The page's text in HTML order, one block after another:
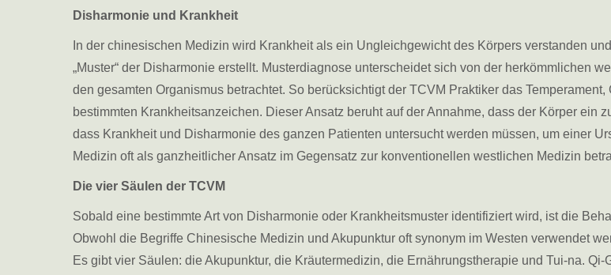
Disharmonie und Krankheit
In der chinesischen Medizin wird Krankheit als ein Ungleichgewicht des Körpers verstanden
„Muster“ der Disharmonie erstellt. Musterdiagnose unterscheidet sich von der herkömmlichen
den gesamten Organismus betrachtet. So berücksichtigt der TCVM Praktiker das
bestimmten Krankheitsanzeichen. Dieser Ansatz beruht auf der Annahme, dass der Körper ein
dass Krankheit und Disharmonie des ganzen Patienten untersucht werden müssen, um einer
Medizin oft als ganzheitlicher Ansatz im Gegensatz zur konventionellen westlichen Medizin
Die vier Säulen der TCVM
Sobald eine bestimmte Art von Disharmonie oder Krankheitsmuster identifiziert wird, ist die
Obwohl die Begriffe Chinesische Medizin und Akupunktur oft synonym im Westen verwendet
Es gibt vier Säulen: die Akupunktur, die Kräutermedizin, die Ernährungstherapie und Tui-na.